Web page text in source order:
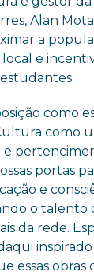
Alan
a
e
como
como
e
portas
e
o talento
da rede.
essas obras